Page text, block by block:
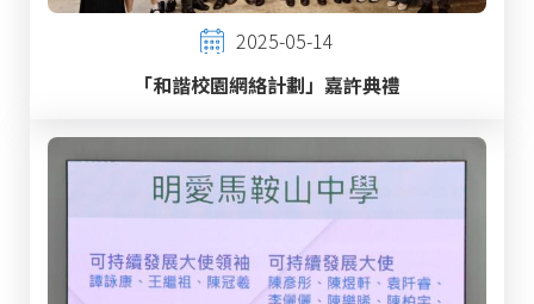
2025-05-14
「和諧校園網絡計劃」嘉許典禮